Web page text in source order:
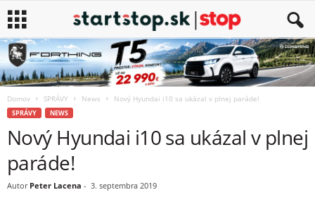
Domov SPRÁVY News Nový Hyundai i10 sa ukázal v plnej paráde!
SPRÁVY NEWS
Nový Hyundai i10 sa ukázal v plnej
paráde!
Autor Peter Lacena - 3. septembra 2019